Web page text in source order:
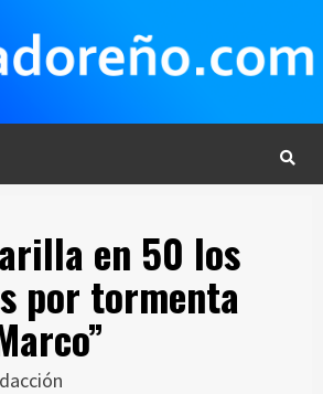
en 50 los
por tormenta